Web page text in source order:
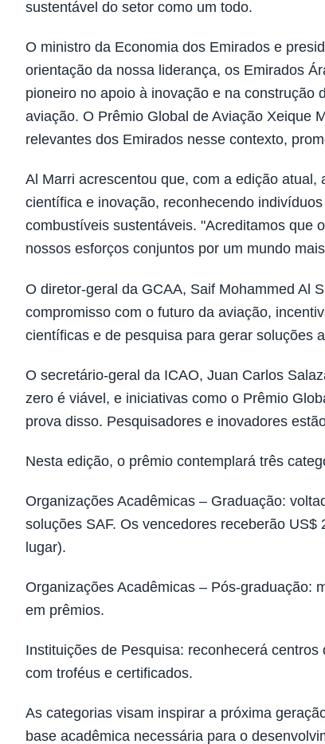
sustentável do setor como um todo.
O ministro da Economia dos Emirados e
orientação da nossa liderança, os Emirados
pioneiro no apoio à inovação e na construção
aviação. O Prêmio Global de Aviação Xeique
relevantes dos Emirados nesse contexto,
Al Marri acrescentou que, com a edição
científica e inovação, reconhecendo
combustíveis sustentáveis. "Acreditamos que
nossos esforços conjuntos por um mundo
O diretor-geral da GCAA, Saif Mohammed Al
compromisso com o futuro da aviação,
científicas e de pesquisa para gerar soluções
O secretário-geral da ICAO, Juan Carlos
zero é viável, e iniciativas como o Prêmio
prova disso. Pesquisadores e inovadores
Nesta edição, o prêmio contemplará três
Organizações Acadêmicas – Graduação:
soluções SAF. Os vencedores receberão US$
lugar).
Organizações Acadêmicas – Pós-graduação:
em prêmios.
Instituições de Pesquisa: reconhecerá
com troféus e certificados.
As categorias visam inspirar a próxima
base acadêmica necessária para o